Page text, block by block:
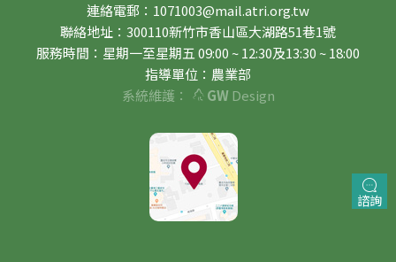
諮詢
連絡電郵：1071003@mail.atri.org.tw
聯絡地址：300110新竹市香山區大湖路51巷1號
服務時間：星期一至星期五 09:00 ~ 12:30及13:30 ~ 18:00
指導單位：農業部
系統維護：
GWDesign